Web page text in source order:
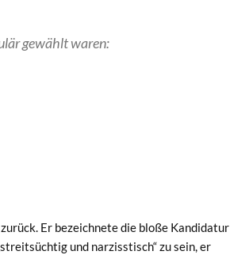
gewählt waren:
Er bezeichnete die bloße Kandidatur
und narzisstisch“ zu sein, er